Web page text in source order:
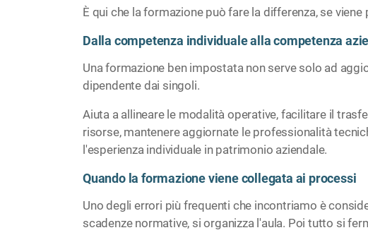
È qui che la formazione può fare la differenza, se
Dalla competenza individuale alla competenza
Una formazione ben impostata non serve solo ad
dipendente dai singoli.
Aiuta a allineare le modalità operative, facilitare il
risorse, mantenere aggiornate le professionalità
l'esperienza individuale in patrimonio aziendale.
Quando la formazione viene collegata ai processi
Uno degli errori più frequenti che incontriamo è
scadenze normative, si organizza l'aula. Poi tutto si